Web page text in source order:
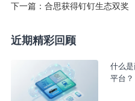
下一篇： 合思获得钉钉生态双奖
近期精彩回顾
什么
平台